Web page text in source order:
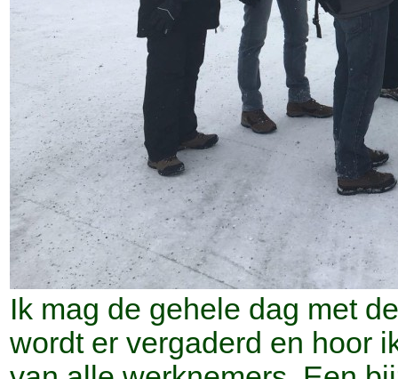
Ik mag de gehele dag met
wordt er vergaderd en hoor